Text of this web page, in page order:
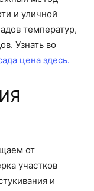
и уличной
температур,
Узнать во
цена здесь.
от
участков
и